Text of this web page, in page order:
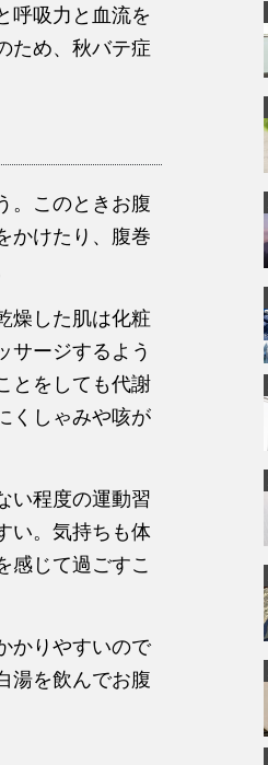
呼吸力と血流を
ため、秋バテ症
。このときお腹
かけたり、腹巻
燥した肌は化粧
サージするよう
とをしても代謝
くしゃみや咳が
い程度の運動習
い。気持ちも体
感じて過ごすこ
かりやすいので
湯を飲んでお腹